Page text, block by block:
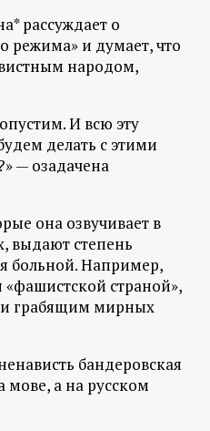
рассуждает о
режима» и думает, что
народом,
И всю эту
делать с этими
— озадачена
она озвучивает в
выдают степень
больной. Например,
«фашистской страной»,
грабящим мирных
бандеровская
мове, а на русском